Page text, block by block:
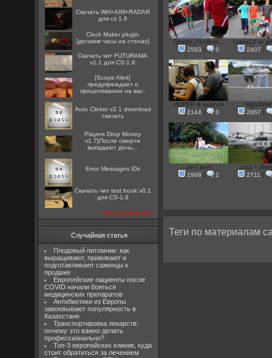
Скачать WH+AIM+RADAR
для cs 1.6
Clock Maker plugin
[делаем часы на стенах]
Скачать чит FUTURAMA
v1.1 для CS-1.6
[Scope Alert]
предупреждает о
прицеливании на вас.
Auto Clicker v2.1 download
скачать
Players Drop Money
v1.7[После смерти
выпадают день...
Error Messages IDs
Скачать чит test hook v0.1
для CS-1.6
посмотреть все
Случайная статья
Плодовый питомник: как
выращивают, прививают и
подготавливают саженцы к
продаже
Европейские пациенты после
COVID начали бояться
медицинских препаратов
Антибиотики из Европы
завоевывают популярность в
Казахстане
Транспортировка лекарств:
почему это важно делать
профессионально?
Топ-3 европейских клиник, куда
стоит обратиться за лечением
Ghetto_Football...
2593
0
cobraLV at
2407
HUPER & quench
2144| 0
NightWolf
2867
sv-7 sem
1998
2
cccp *
2711
|
Теги по материалам